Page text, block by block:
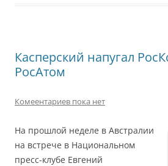
Касперский напугал
РосАтом
Комеентариев пока нет
На прошлой неделе в Австралии
на встрече в Национальном
пресс-клубе Евгений